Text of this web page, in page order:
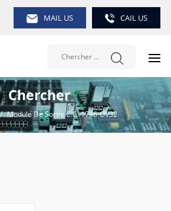
MAIL US CAIL US
Chercher
/ Module De Sortie C.c. 1746-OV32